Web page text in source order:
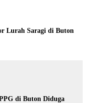
Lurah Saragi di Buton
di Buton Diduga